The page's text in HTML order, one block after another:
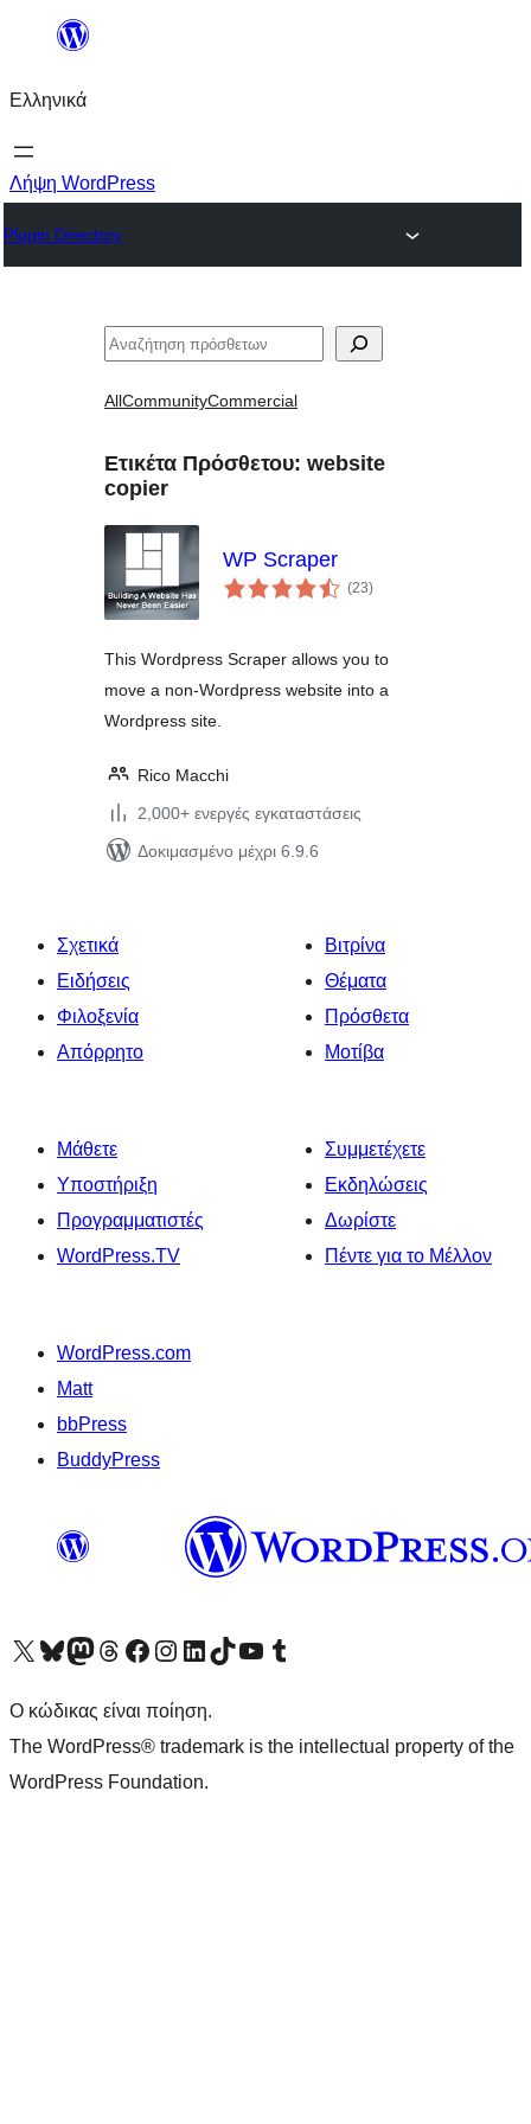
Μετάβαση
περιεχόμενο
Ελληνικά
Λήψη WordPress
Plugin Directory
Αναζήτηση
AllCommunityCommercial
Ετικέτα Πρόσθετου: website
copier
WP Scraper
(23αξιολογήσεις
σύνολο
)
This Wordpress Scraper allows you to
move a non-Wordpress website into a
Wordpress site.
Rico Macchi
2,000+ ενεργές εγκαταστάσεις
Δοκιμασμένο μέχρι 6.9.6
Σχετικά
Ειδήσεις
Φιλοξενία
Απόρρητο
Βιτρίνα
Θέματα
Πρόσθετα
Μοτίβα
Μάθετε
Υποστήριξη
Προγραμματιστές
WordPress.TV
Συμμετέχετε
Εκδηλώσεις
Δωρίστε
Πέντε για το Μέλλον
WordPress.com
Matt
bbPress
BuddyPress
Visit our X (formerly Twitter) account
Visit our Bluesky account
Επισκεφθείτε τον λογαριασμό μας στο Mastodon
Visit our Threads account
Επισκεφτείτε τη σελίδα μας στο Facebook
Επισκεφθείτε τον λογαριασμό μας Instagram
Επισκεφθείτε τον λογαριασμό μας LinkedIn
Visit our TikTok account
Visit our YouTube channel
Visit our Tumblr account
Ο κώδικας είναι ποίηση.
The WordPress® trademark is the intellectual property of the
WordPress Foundation.